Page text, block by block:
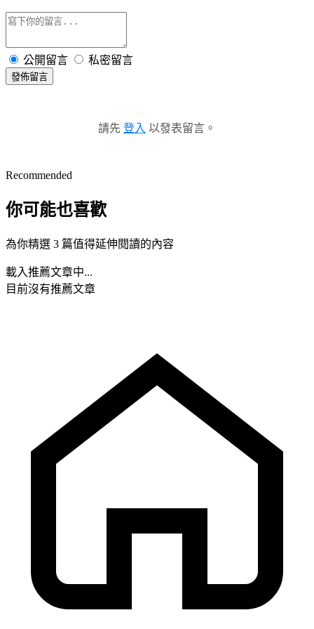
公開留言 私密留言
發佈留言
請先 登入 以發表留言。
Recommended
你可能也喜歡
為你精選 3 篇值得延伸閱讀的內容
載入推薦文章中...
目前沒有推薦文章